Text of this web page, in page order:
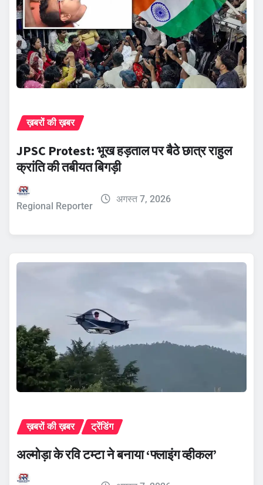
ख़बरों की ख़बर
JPSC Protest: भूख हड़ताल पर बैठे छात्र राहुल
क्रांति की तबीयत बिगड़ी
Regional Reporter
अगस्त 7, 2026
ख़बरों की ख़बर ट्रेंडिंग
अल्मोड़ा के रवि टम्टा ने बनाया ‘फ्लाइंग व्हीकल’